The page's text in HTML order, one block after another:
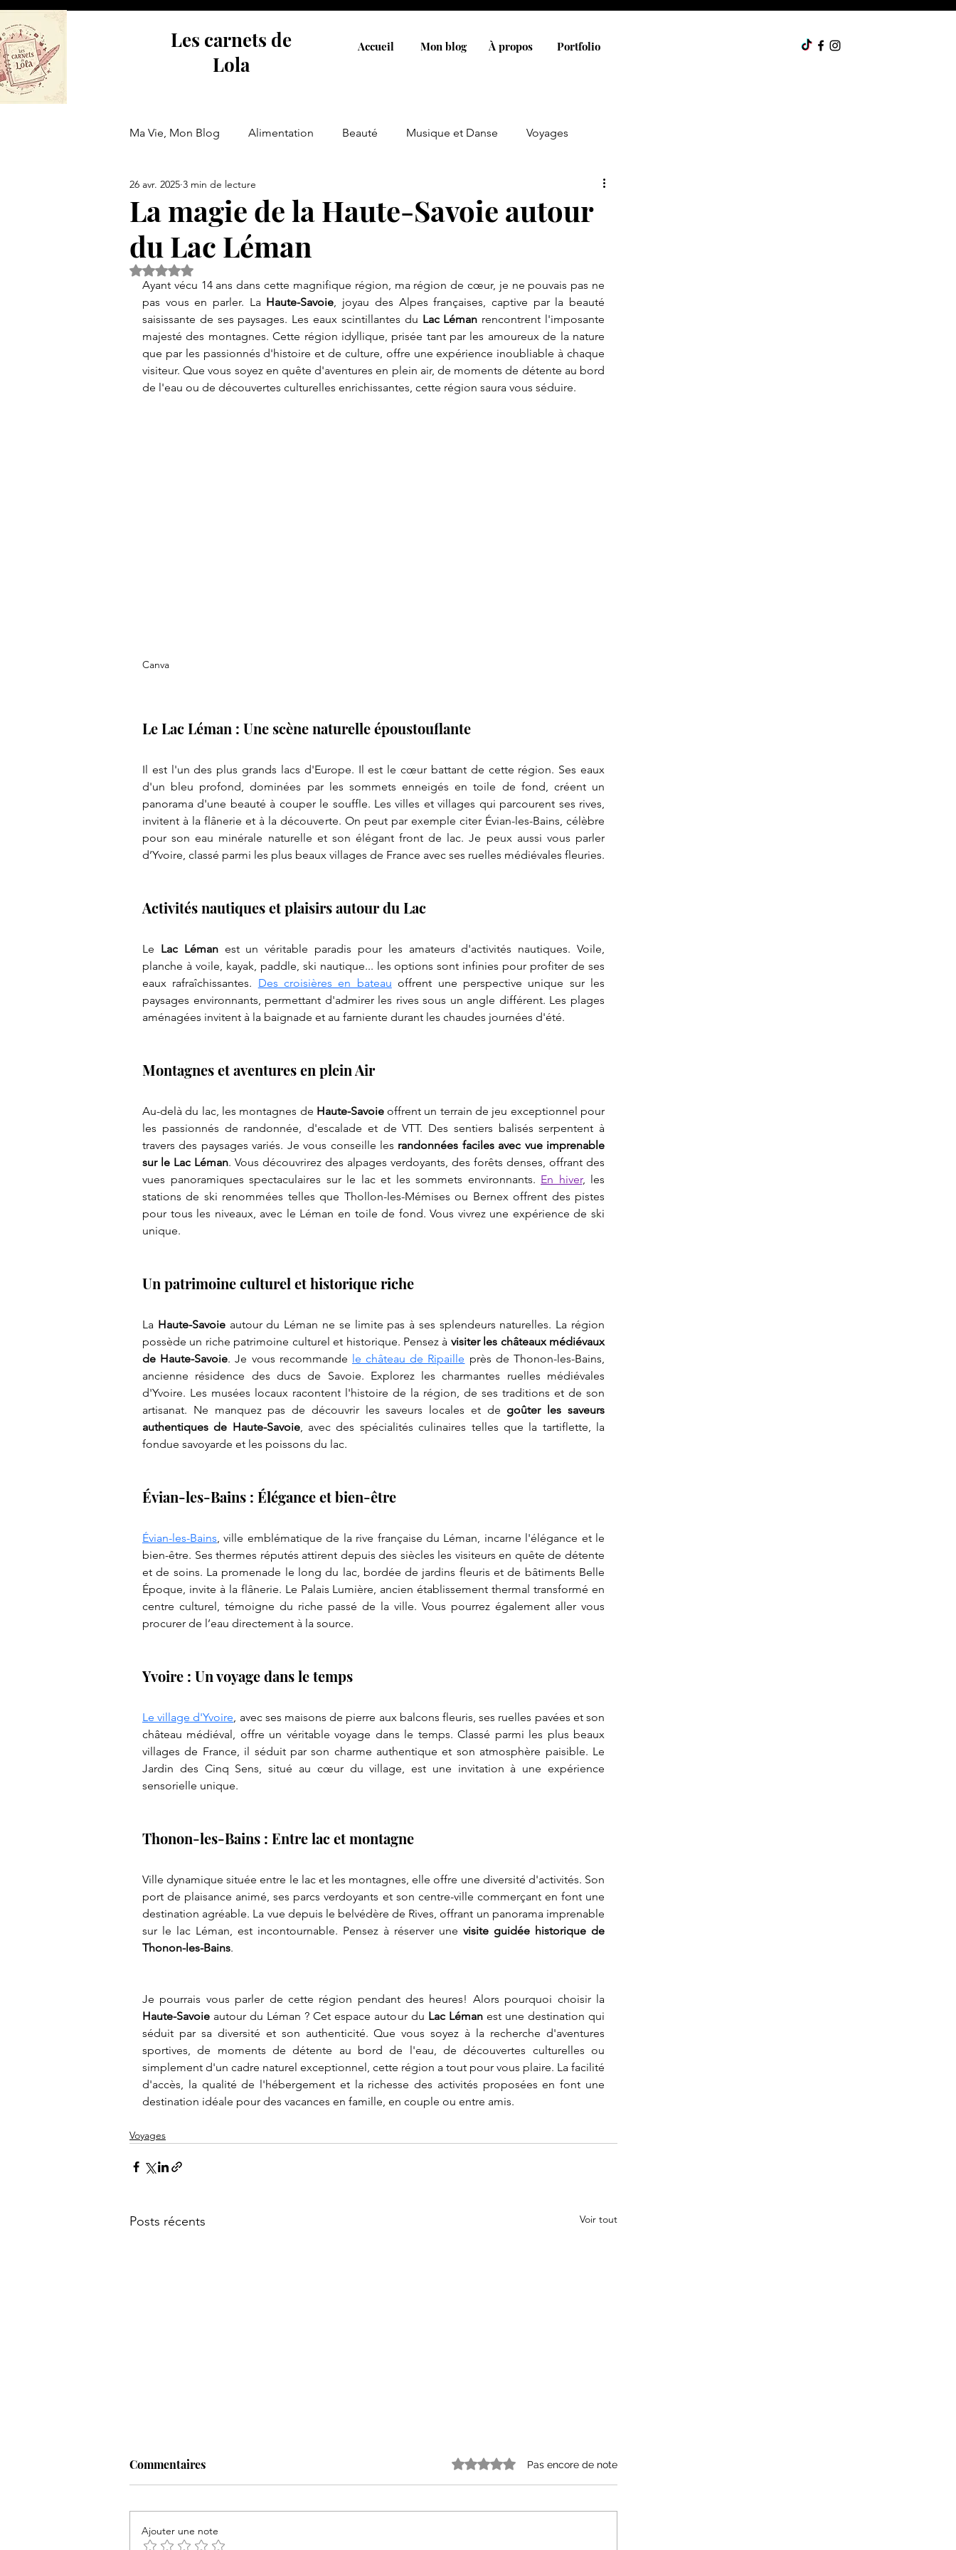
Les carnets de
Lola
Accueil Mon blog À propos Portfolio
Ma Vie, Mon Blog Alimentation Beauté Musique et Danse Voyages
Actualité
La magie de la Haute-Savoie autour
du Lac Léman
26 avr. 2025 3 min de lecture
Noté NaN étoiles sur 5.
Ayant vécu 14 ans dans cette magnifique région, ma région de cœur, je ne pouvais pas ne
pas vous en parler. La Haute-Savoie, joyau des Alpes françaises, captive par la beauté
saisissante de ses paysages. Les eaux scintillantes du Lac Léman rencontrent l'imposante
majesté des montagnes. Cette région idyllique, prisée tant par les amoureux de la nature
que par les passionnés d'histoire et de culture, offre une expérience inoubliable à chaque
visiteur. Que vous soyez en quête d'aventures en plein air, de moments de détente au bord
de l'eau ou de découvertes culturelles enrichissantes, cette région saura vous séduire.
Canva
Le Lac Léman : Une scène naturelle époustouflante
Il est l'un des plus grands lacs d'Europe. Il est le cœur battant de cette région. Ses eaux
d'un bleu profond, dominées par les sommets enneigés en toile de fond, créent un
panorama d'une beauté à couper le souffle. Les villes et villages qui parcourent ses rives,
invitent à la flânerie et à la découverte. On peut par exemple citer Évian-les-Bains, célèbre
pour son eau minérale naturelle et son élégant front de lac. Je peux aussi vous parler
d’Yvoire, classé parmi les plus beaux villages de France avec ses ruelles médiévales fleuries.
Activités nautiques et plaisirs autour du Lac
Le Lac Léman est un véritable paradis pour les amateurs d'activités nautiques. Voile,
planche à voile, kayak, paddle, ski nautique... les options sont infinies pour profiter de ses
eaux rafraîchissantes. Des croisières en bateau offrent une perspective unique sur les
paysages environnants, permettant d'admirer les rives sous un angle différent. Les plages
aménagées invitent à la baignade et au farniente durant les chaudes journées d'été.
Montagnes et aventures en plein Air
Au-delà du lac, les montagnes de Haute-Savoie offrent un terrain de jeu exceptionnel pour
les passionnés de randonnée, d'escalade et de VTT. Des sentiers balisés serpentent à
travers des paysages variés. Je vous conseille les randonnées faciles avec vue imprenable
sur le Lac Léman. Vous découvrirez des alpages verdoyants, des forêts denses, offrant des
vues panoramiques spectaculaires sur le lac et les sommets environnants. En hiver, les
stations de ski renommées telles que Thollon-les-Mémises ou Bernex offrent des pistes
pour tous les niveaux, avec le Léman en toile de fond. Vous vivrez une expérience de ski
unique.
Un patrimoine culturel et historique riche
La Haute-Savoie autour du Léman ne se limite pas à ses splendeurs naturelles. La région
possède un riche patrimoine culturel et historique. Pensez à visiter les châteaux médiévaux
de Haute-Savoie. Je vous recommande le château de Ripaille près de Thonon-les-Bains,
ancienne résidence des ducs de Savoie. Explorez les charmantes ruelles médiévales
d'Yvoire. Les musées locaux racontent l'histoire de la région, de ses traditions et de son
artisanat. Ne manquez pas de découvrir les saveurs locales et de goûter les saveurs
authentiques de Haute-Savoie, avec des spécialités culinaires telles que la tartiflette, la
fondue savoyarde et les poissons du lac.
Évian-les-Bains : Élégance et bien-être
Évian-les-Bains , ville emblématique de la rive française du Léman, incarne l'élégance et le
bien-être. Ses thermes réputés attirent depuis des siècles les visiteurs en quête de détente
et de soins. La promenade le long du lac, bordée de jardins fleuris et de bâtiments Belle
Époque, invite à la flânerie. Le Palais Lumière, ancien établissement thermal transformé en
centre culturel, témoigne du riche passé de la ville. Vous pourrez également aller vous
procurer de l’eau directement à la source.
Yvoire : Un voyage dans le temps
Le village d'Yvoire , avec ses maisons de pierre aux balcons fleuris, ses ruelles pavées et son
château médiéval, offre un véritable voyage dans le temps. Classé parmi les plus beaux
villages de France, il séduit par son charme authentique et son atmosphère paisible. Le
Jardin des Cinq Sens, situé au cœur du village, est une invitation à une expérience
sensorielle unique.
Thonon-les-Bains : Entre lac et montagne
Ville dynamique située entre le lac et les montagnes, elle offre une diversité d'activités. Son
port de plaisance animé, ses parcs verdoyants et son centre-ville commerçant en font une
destination agréable. La vue depuis le belvédère de Rives, offrant un panorama imprenable
sur le lac Léman, est incontournable. Pensez à réserver une visite guidée historique de
Thonon-les-Bains.
Haute-Savoie autour du Léman ? Cet espace autour du Lac Léman est une destination qui
séduit par sa diversité et son authenticité. Que vous soyez à la recherche d'aventures
sportives, de moments de détente au bord de l'eau, de découvertes culturelles ou
simplement d'un cadre naturel exceptionnel, cette région a tout pour vous plaire. La facilité
d'accès, la qualité de l'hébergement et la richesse des activités proposées en font une
destination idéale pour des vacances en famille, en couple ou entre amis.
Voyages
Posts récents Voir tout
Commentaires Noté 0 étoile sur 5.Pas encore de note
Ajouter une note